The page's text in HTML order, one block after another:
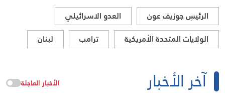
الرئيسِ جوزيف عون
العدو الاسرائيلي
الولايات المتحدة الأمريكية
ترامب لبنان
آخر الأخبار الأخبار العاجلة